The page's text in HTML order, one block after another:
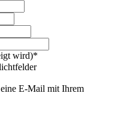
wird)*
E-Mail mit Ihrem